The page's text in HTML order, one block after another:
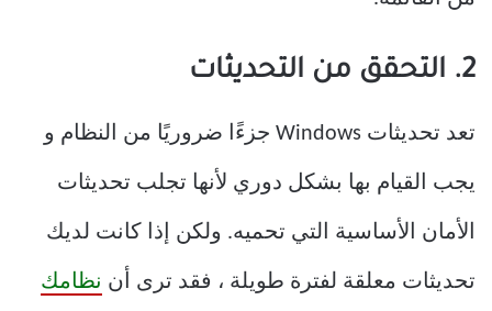
2. التحقق من التحديثات
تعد تحديثات Windows جزءًا ضروريًا من النظام و
يجب القيام بها بشكل دوري لأنها تجلب تحديثات
الأمان الأساسية التي تحميه. ولكن إذا كانت لديك
تحديثات معلقة لفترة طويلة ، فقد ترى أن نظامك